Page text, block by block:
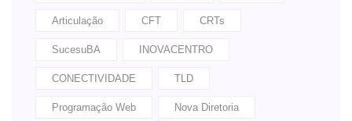
Articulação CFT CRTs
SucesuBA INOVACENTRO
CONECTIVIDADE TLD
Programação Web Nova Diretoria